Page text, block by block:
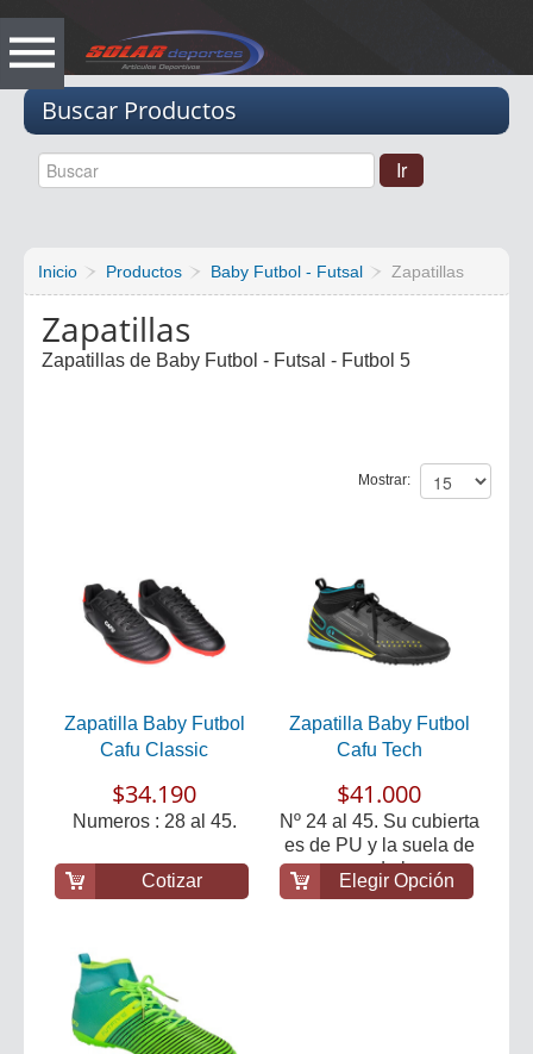
Buscar Productos
Inicio Productos Baby Futbol - Futsal Zapatillas
Zapatillas
Zapatillas de Baby Futbol - Futsal - Futbol 5
Mostrar:
Zapatilla Baby Futbol
Cafu Classic
$34.190
Numeros : 28 al 45.
Cotizar
Zapatilla Baby Futbol
Cafu Tech
$41.000
Nº 24 al 45. Su cubierta
es de PU y la suela de
goma de ba...
Elegir Opción